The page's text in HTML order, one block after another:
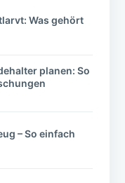
Was gehört
planen: So
– So einfach